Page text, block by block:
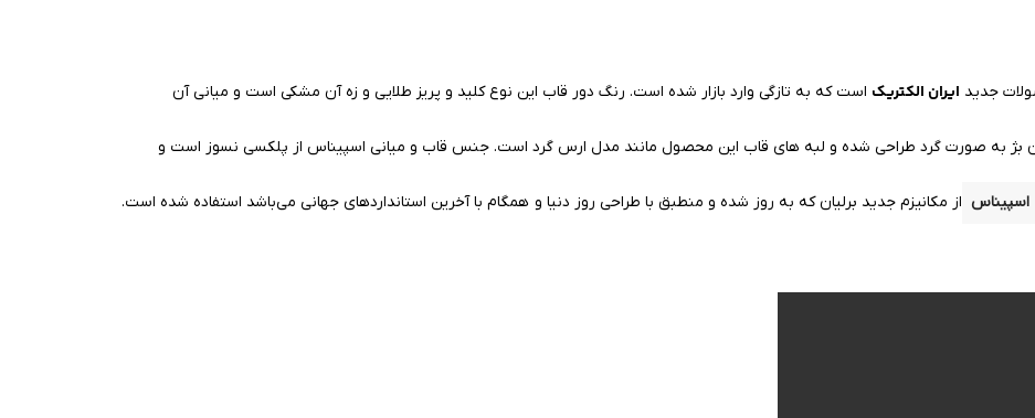
جدید ایران الکتریک است که به تازگی وارد بازار شده است. رنگ دور قاب این نوع کلید و پریز طلایی و زه آن مشکی است و میانی آن
بژ به صورت گرد طراحی شده و لبه های قاب این محصول مانند مدل ارس گرد است. جنس قاب و میانی اسپیناس از پلکسی نسوز است و
اسپیناس از مکانیزم جدید برلیان که به روز شده و منطبق با طراحی روز دنیا و همگام با آخرین استانداردهای جهانی می‌باشد استفاده شده است.